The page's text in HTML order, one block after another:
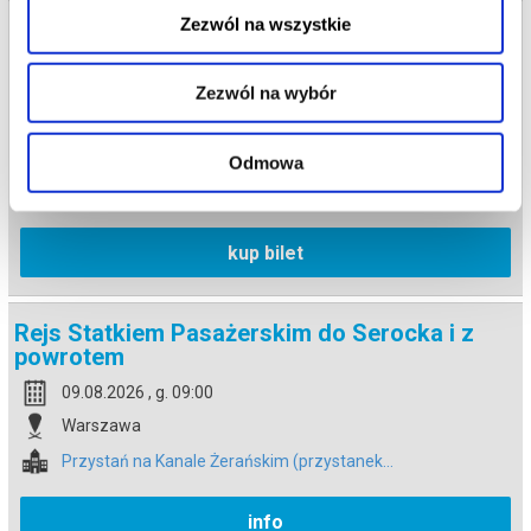
Zezwól na wszystkie
Zezwól na wybór
Odmowa
Rejs Statkiem Pasażerskim do Serocka i z
powrotem
08.08.2026 , g. 09:00
Warszawa
Przystań na Kanale Żerańskim (przystanek...
od 18,00 pln
kup bilet
Rejs Statkiem Pasażerskim do Serocka i z
powrotem
09.08.2026 , g. 09:00
Warszawa
Przystań na Kanale Żerańskim (przystanek...
info